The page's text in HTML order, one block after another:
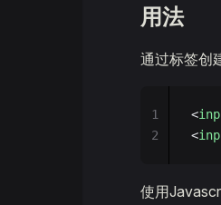
用法
通过标签创
<
<
1
2
使用